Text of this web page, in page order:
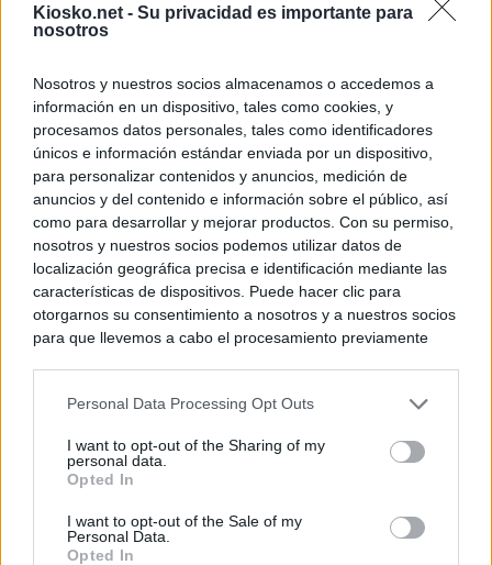
Kiosko.net - Su privacidad es importante para
nosotros
Nosotros y nuestros socios almacenamos o accedemos a
información en un dispositivo, tales como cookies, y
procesamos datos personales, tales como identificadores
únicos e información estándar enviada por un dispositivo,
para personalizar contenidos y anuncios, medición de
anuncios y del contenido e información sobre el público, así
como para desarrollar y mejorar productos. Con su permiso,
nosotros y nuestros socios podemos utilizar datos de
localización geográfica precisa e identificación mediante las
características de dispositivos. Puede hacer clic para
otorgarnos su consentimiento a nosotros y a nuestros socios
para que llevemos a cabo el procesamiento previamente
negar su consentimiento. Tenga en cuenta que algún
de su consentimiento, pero usted tiene el derecho de
rechazar tal procesamiento. Sus preferencias se aplicarán
cualquier momento entrando de nuevo en este sitio web o
visitando nuestra política de privacidad.
Personal Data Processing Opt Outs
I want to opt-out of the Sharing of my
personal data.
Opted In
I want to opt-out of the Sale of my
Personal Data.
Opted In